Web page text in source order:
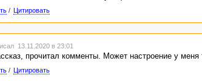
/ Цитировать
13.11.2020 в 23:01
прочитал комменты. Может настроение у
/ Цитировать